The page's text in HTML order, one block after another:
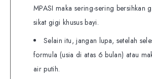
MPASI maka sering-sering bersihkan
sikat gigi khusus bayi.
Selain itu, jangan lupa, setelah
formula (usia di atas 6 bulan) atau
air putih.